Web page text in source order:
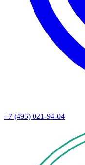
+7 (495) 021-94-04